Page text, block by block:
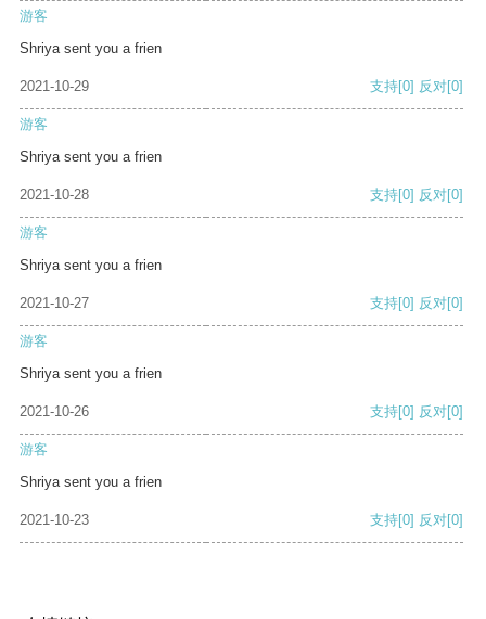
游客
Shriya sent you a frien
2021-10-29 支持[0] 反对[0]
游客
Shriya sent you a frien
2021-10-28 支持[0] 反对[0]
游客
Shriya sent you a frien
2021-10-27 支持[0] 反对[0]
游客
Shriya sent you a frien
2021-10-26 支持[0] 反对[0]
游客
Shriya sent you a frien
2021-10-23 支持[0] 反对[0]